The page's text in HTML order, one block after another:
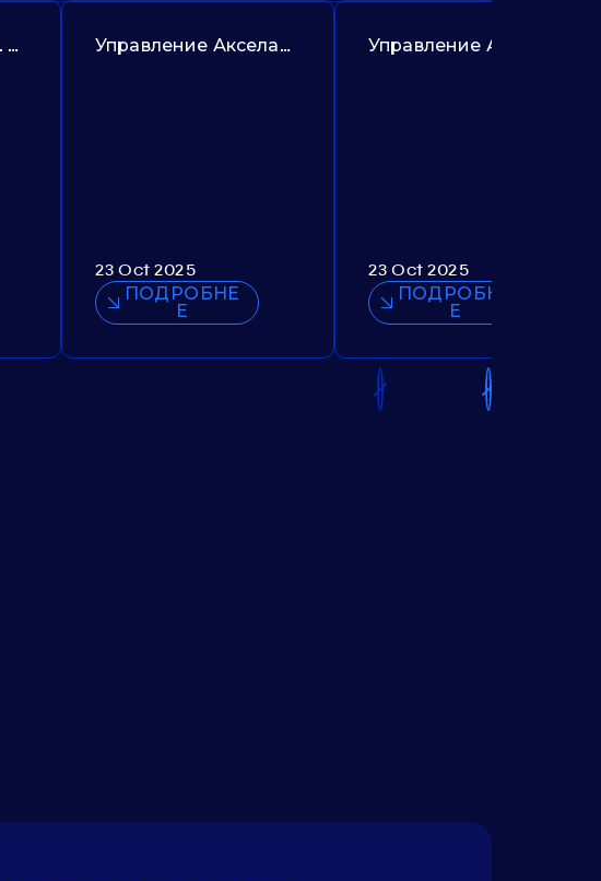
Coreum governance. Proposal №22 Управление Акселаром. Предложение №385
23 Oct 2025
ПОДРОБНЕ
Е
23 Oct 2025
ПОДРОБНЕ
Е